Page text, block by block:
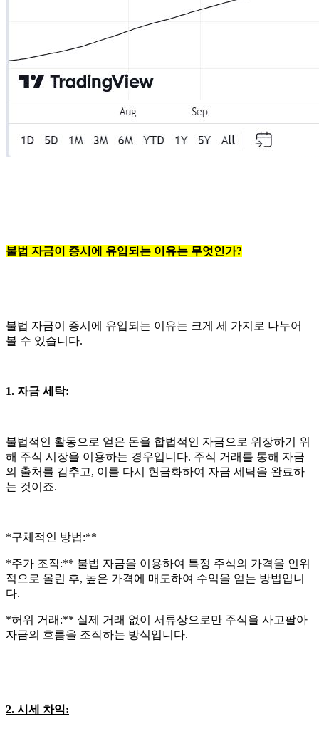
불법 자금이 증시에 유입되는 이유는 무엇인가?
불법 자금이 증시에 유입되는 이유는 크게 세 가지로 나누어
볼 수 있습니다.
1. 자금 세탁:
불법적인 활동으로 얻은 돈을 합법적인 자금으로 위장하기 위
해 주식 시장을 이용하는 경우입니다. 주식 거래를 통해 자금
의 출처를 감추고, 이를 다시 현금화하여 자금 세탁을 완료하
는 것이죠.
*구체적인 방법:**
*주가 조작:** 불법 자금을 이용하여 특정 주식의 가격을 인위
적으로 올린 후, 높은 가격에 매도하여 수익을 얻는 방법입니
다.
*허위 거래:** 실제 거래 없이 서류상으로만 주식을 사고팔아
자금의 흐름을 조작하는 방식입니다.
2. 시세 차익: